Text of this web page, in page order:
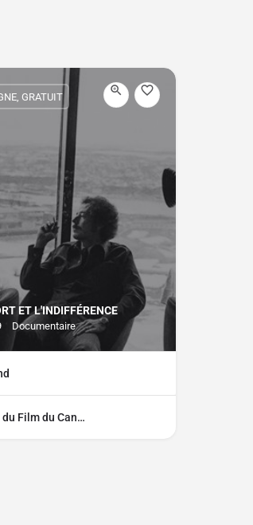
ET L'INDIFFÉRENCE
Documentaire
GRATUIT
Office national du Film du Canada (ONF)